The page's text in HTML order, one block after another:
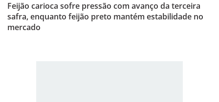
Feijão carioca sofre pressão com avanço da terceira
safra, enquanto feijão preto mantém estabilidade no
mercado